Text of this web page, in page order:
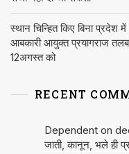
स्थान चिन्हित किए बिना
आबकारी आयुक्त प्रयागराज तलब,
12अगस्त को
RECENT
Dependent on
जाती, कानून, भले ही